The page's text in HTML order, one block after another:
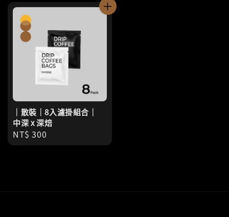
｜散裝｜8入濾掛組合｜
中深 x 深焙
Regular
price
NT$ 300